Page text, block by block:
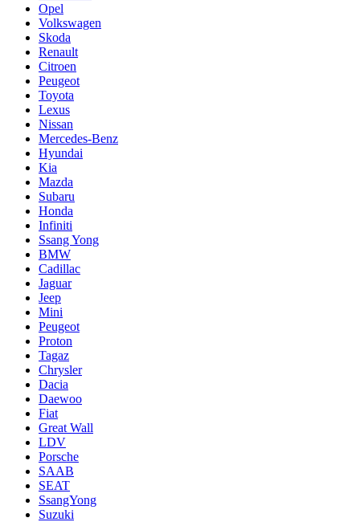
Opel
Volkswagen
Skoda
Renault
Citroen
Peugeot
Toyota
Lexus
Nissan
Mercedes-Benz
Hyundai
Kia
Mazda
Subaru
Honda
Infiniti
Ssang Yong
BMW
Cadillac
Jaguar
Jeep
Mini
Pеugеоt
Proton
Tagaz
Chrysler
Dacia
Daewoo
Fiat
Great Wall
LDV
Porsche
SAAB
SEAT
SsangYong
Suzuki